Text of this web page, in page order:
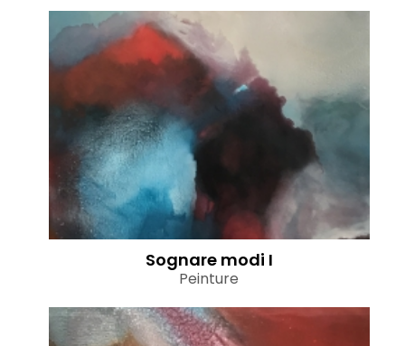
Sognare modi I
Peinture